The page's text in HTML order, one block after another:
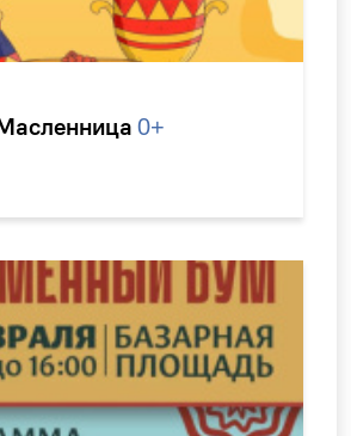
0+